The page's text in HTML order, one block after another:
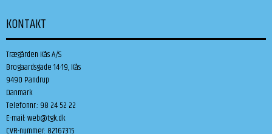
KONTAKT
Trægården Kås A/S
Brogaardsgade 14-19, Kås
9490 Pandrup
Danmark
Telefonnr.: 98 24 52 22
E-mail:web@tgk.dk
CVR-nummer: 82167315